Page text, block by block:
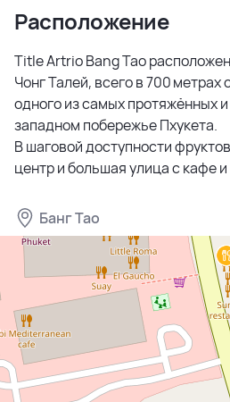
Расположение
Title Artrio Bang Tao
Чонг Талей, всего в 700 метрах
одного из самых протяжённых
западном побережье Пхукета.
В шаговой доступности
центр и большая улица с кафе
Банг Тао